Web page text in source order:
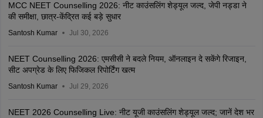
MCC NEET Counselling 2026: नीट काउंसलिंग शेड्यूल जल्द, जेपी नड्डा ने
की समीक्षा, छात्र-केंद्रित कई बड़े सुधार
Santosh Kumar Jul 30, 2026
NEET Counselling 2026: एमसीसी ने बदले नियम, ऑनलाइन दे सकेंगे रिजाइन,
सीट अपग्रेड के लिए फिजिकल रिपोर्टिंग खत्म
Santosh Kumar Jul 29, 2026
NEET 2026 Counselling Live: नीट यूजी काउंसलिंग शेड्यूल जल्द; जानें देश भर